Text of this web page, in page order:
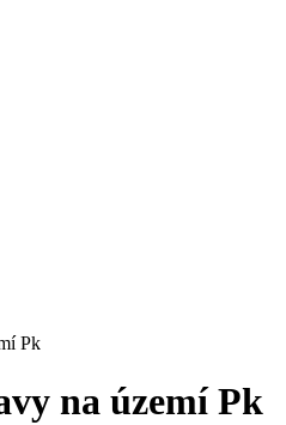
Pk
na území Pk